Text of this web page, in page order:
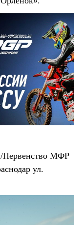
Первенство МФР
ул.